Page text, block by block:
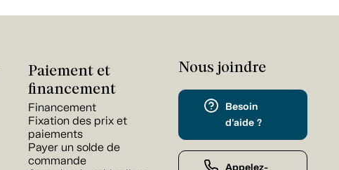
Paiement et
financement
Financement
Fixation des prix et
paiements
Payer un solde de
commande
Nous joindre
Besoin
d'aide ?